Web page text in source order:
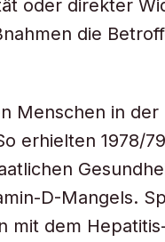
oder direkter
die
Menschen in der
erhielten 1978/
D-Mangels.
mit dem